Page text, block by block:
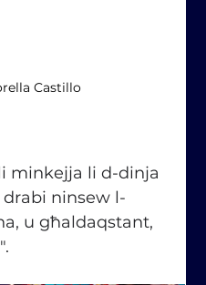
Castillo
minkejja li d-dinja
ninsew l-
u għaldaqstant,